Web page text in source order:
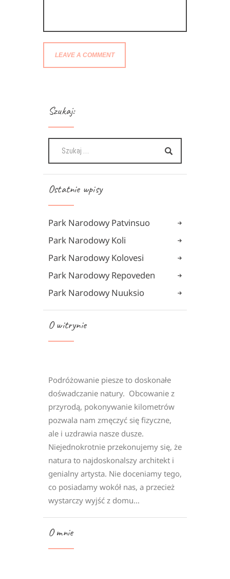
Szukaj:
Ostatnie wpisy
Park Narodowy Patvinsuo
Park Narodowy Koli
Park Narodowy Kolovesi
Park Narodowy Repoveden
Park Narodowy Nuuksio
O witrynie
Podróżowanie piesze to doskonałe
dośwadczanie natury. Obcowanie z
przyrodą, pokonywanie kilometrów
pozwala nam zmęczyć się fizyczne,
ale i uzdrawia nasze dusze.
Niejednokrotnie przekonujemy się, że
natura to najdoskonalszy architekt i
genialny artysta. Nie doceniamy tego,
co posiadamy wokół nas, a przecież
wystarczy wyjść z domu…
O mnie